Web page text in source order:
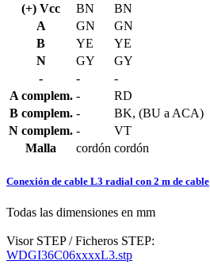
(+) Vcc
BN
BN
A
GN
GN
B
YE
YE
N
GY
GY
-
-
-
A complem. -
RD
B complem. -
BK, (BU a ACA)
N complem. -
VT
Malla
cordón cordón
Conexión de cable L3 radial con 2 m de cable
Todas las dimensiones en mm
Visor STEP / Ficheros STEP:
WDGI36C06xxxxL3.stp